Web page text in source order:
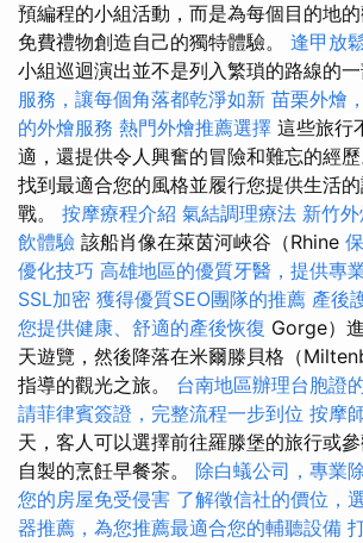
預編程的小組活動，而是為每個目的地
免費禮物創造自己的獨特體驗。 逢甲放
小組巡迴演出並不是列入繁瑣的路線的一
服務，讓每個角落都乾淨如新 苗栗外燴
的外燴服務 熱門外燴推薦選擇 這些旅行
適，還提供令人興奮的冒險和難忘的經
找到最適合您的風格並履行您提供生活
戰。 按摩療程介紹 氣結調理療法 新竹
飲體驗 該船肖像在萊茵河峽谷（Rhine
優化技巧 高雄地區的優質牙醫，提供專
SSL加密 獲得優質SEO團隊的推薦 產後
您提供健康、舒適的產後恢復 Gorge）
天遊覽，然後降落在米爾滕貝格（
指導的觀光之旅。 台南地區辦理台胞證
請菲律賓簽證，完整流程一步到位 按摩
天，客人可以選擇前往羅滕堡的旅行或
自製的烹飪早餐茶。 除白蟻公司，專業
您的房屋免受侵害 了解徵信社的價位，
器推薦，為您推薦最適合您的輔聽設備